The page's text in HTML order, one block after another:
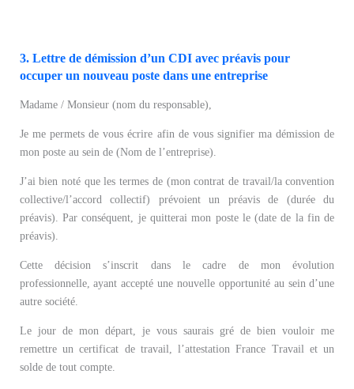
3. Lettre de démission d’un CDI avec préavis pour
occuper un nouveau poste dans une entreprise
Madame / Monsieur (nom du responsable),
Je me permets de vous écrire afin de vous signifier ma démission de
mon poste au sein de (Nom de l’entreprise).
J’ai bien noté que les termes de (mon contrat de travail/la convention
collective/l’accord collectif) prévoient un préavis de (durée du
préavis). Par conséquent, je quitterai mon poste le (date de la fin de
préavis).
Cette décision s’inscrit dans le cadre de mon évolution
professionnelle, ayant accepté une nouvelle opportunité au sein d’une
autre société.
Le jour de mon départ, je vous saurais gré de bien vouloir me
remettre un certificat de travail, l’attestation France Travail et un
solde de tout compte.